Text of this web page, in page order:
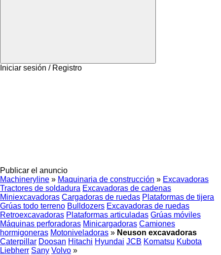
Iniciar sesión / Registro
Publicar el anuncio
Machineryline » Maquinaria de construcción » Excavadoras
Tractores de soldadura Excavadoras de cadenas
Miniexcavadoras Cargadoras de ruedas Plataformas de tijera
Grúas todo terreno Bulldozers Excavadoras de ruedas
Retroexcavadoras Plataformas articuladas Grúas móviles
Máquinas perforadoras Minicargadoras Camiones
hormigoneras Motoniveladoras » Neuson excavadoras
Caterpillar Doosan Hitachi Hyundai JCB Komatsu Kubota
Liebherr Sany Volvo »